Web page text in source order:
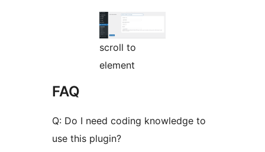
scroll to
element
FAQ
Q: Do I need coding knowledge to
use this plugin?